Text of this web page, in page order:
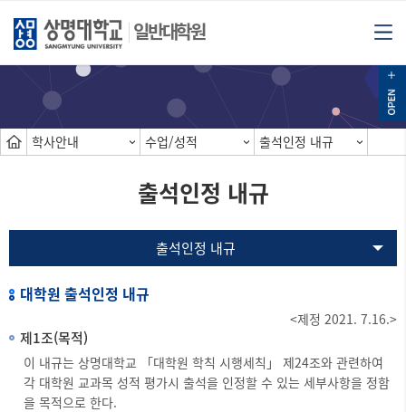
일반대학원
학사안내 수업/성적 출석인정 내규
출석인정 내규
출석인정 내규
대학원 출석인정 내규
<제정 2021. 7.16.>
제1조(목적)
이 내규는 상명대학교 「대학원 학칙 시행세칙」 제24조와 관련하여
각 대학원 교과목 성적 평가시 출석을 인정할 수 있는 세부사항을 정함
을 목적으로 한다.